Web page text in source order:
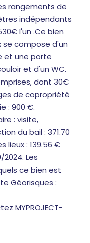
rangements de
indépendants
l'un .Ce bien
compose d'un
et une porte
et d'un WC.
dont 30€
de copropriété
: 900 €.
: visite,
du bail : 371.70
lieux : 139.56 €
2024. Les
ce bien est
Géorisques :
MYPROJECT-